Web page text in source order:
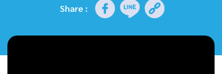
รายการย้อนหลังShare :